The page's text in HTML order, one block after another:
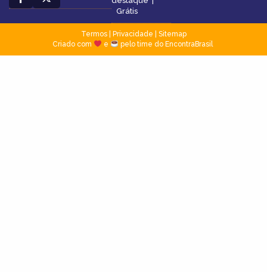
Grátis
Termos| Privacidade
Sitemap
Criado com
e pelo time do EncontraBrasil